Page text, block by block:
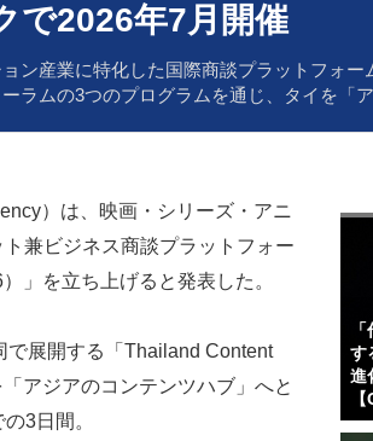
で2026年7月開催
ン産業に特化した国際商談プラットフォ
ラムの3つのプログラムを通じ、タイを「
）は、映画・シリーズ・アニ
兼ビジネス商談プラットフォー
」を立ち上げると発表した。
展開する「Thailand Content
アジアのコンテンツハブ」へと
3日間。
す
進